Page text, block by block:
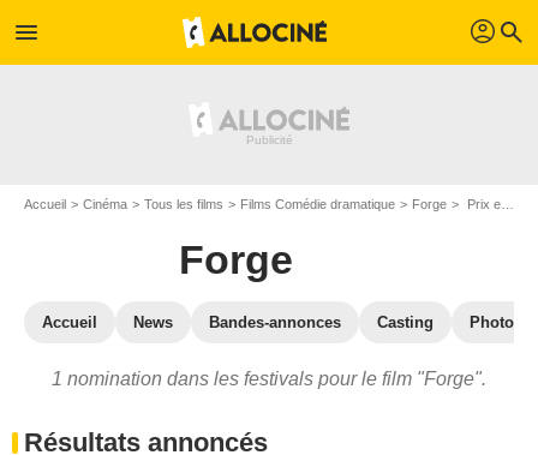
menu profil search
Accueil Cinéma Tous les films Films Comédie dramatique Forge Prix et nominations pour Forge
Forge
Accueil News Bandes-annonces Casting Photos
1 nomination dans les festivals pour le film "Forge".
Résultats annoncés